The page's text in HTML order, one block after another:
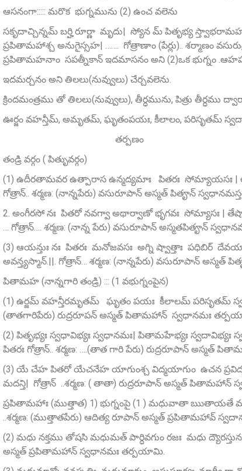
ఆసనంగా::::: మరొక భుగ్నమును (2) ఉంచ వలెను
సకృదాచ్చిన్నమ్‌ బర్హి రూర్ణా మృదు| స్యోన మ్‌ పితృభ్య
ప్రపితామహాశ్చ అనుగైస్సహ| ……. గోత్రాణాం (పేర్లు).. శర్మాణం
ప్రపితామహనాం సపత్నీకాన్ ఇదమాసనం అని (2)ఒక భుగ్నం
ఇదమర్చనం అని తిలలు(నువ్వులు) చేర్చవలెను.
క్రిందమంత్రము తో తిలలు(నువ్వులు), తీర్ధమును, పిత్రు తీర్ధము
ఊర్జం వహన్తీమ్‌, అమృతమ్‌, ఘృతంపయః, కీలాలం, పరిసృతమ్‌
తర్పణం
తండ్రి వర్గం ( పితృువర్గం)
(1) ఉదీరతామవర ఉత్పారాస ఉన్మద్యమాః పితరః సోమ్యాయసః |
గోత్రాన్.. శర్మణ: (నాన్నపేరు) వసురూపాన్‌ అస్మత్‌ పితౄన్‌
2. అంగీరసో నః పితరో నవగ్వా అథార్వాణో భృగవః సోమ్యాసః
… గోత్రాన్…. శర్మణ: (నాన్న పేరు) వసురూపాన్‌ అస్మతపితౄన్‌
(3) ఆయన్తుః నః పితరః మనోజవసః అగ్ని ష్వాత్తాః పధిబిర్
అవన్త్యస్మాన్‌.||. గోత్రాన్… శర్మణ: (నాన్నపేరు) వసురూపాన్‌
పితామహ (నాన్నగారి తండ్రి) ::: (1 వభుగ్నంపైన)
(1) ఉర్జమ్‌ వహన్తీరమృతమ్ ఘృతం పయః కీలాలమ్‌ పరిసృతమ్‌
(తాతగారిపేరు) రుద్రరూపన్‌ అస్మత్‌ పితామహాన్ స్వధానమః
(2) పితృభ్యః స్వధావిభ్యః స్వధానమః| పితామహేభ్యః స్వదావిభ్యః
పితరః గోత్రాన్.. శర్మణ: ….(తాత గారి పేరు) రుద్రరూపాన్ అస్మత్
(3) యే చేహ పితరో యేచనేహ యాగుంశ్చ విద్మయాగుం ఉచన
మదన్తి| గోత్రాన్ ..శర్మణ: ( తాతా) రుద్రరూపాన్‌ అస్మత్‌
ప్రపితామహాః (ముత్తాత) 1) భుగ్నంపై (1 ) మధువాతా ఋతాయతే
..శర్మణ: (ముత్తాతపేరు) ఆదిత్య రూపాన్‌ అస్మత్‌ ప్రపితామహావ్‌
(2) మధు నక్తము తోషసి మధుమత్‌ పార్ధివగుం రజః మధు
అస్మత్‌ ప్రపితామహాన్‌ స్వధానమః తర్పయామి.